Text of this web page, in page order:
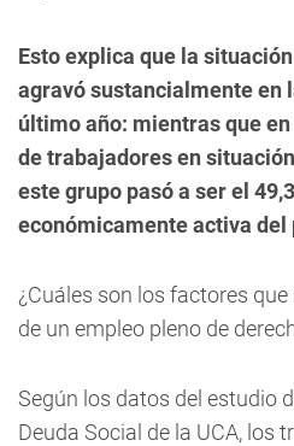
Esto explica que la
agravó sustancialmente en
último año: mientras que en
de trabajadores en
este grupo pasó a ser el
económicamente activa del
¿Cuáles son los factores
de un empleo pleno de
Según los datos del estudio
Deuda Social de la UCA, los